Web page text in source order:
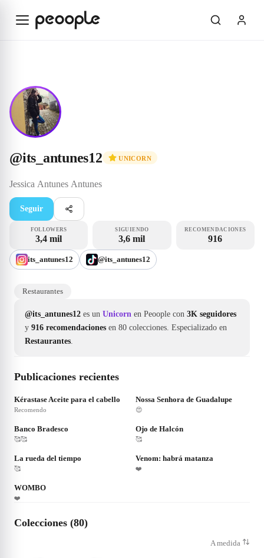
@its_antunes12 UNICORN
Jessica Antunes Antunes
Seguir
FOLLOWERS
3,4 mil
SIGUIENDO
3,6 mil
RECOMENDACIONES
916
its_antunes12 @its_antunes12
Restaurantes
@its_antunes12 es un Unicorn en Peoople con 3K seguidores
y 916 recomendaciones en 80 colecciones. Especializado en
Restaurantes.
Publicaciones recientes
❤222
Kérastase Aceite para el cabello
Recomendo
Nossa Senhora de Guadalupe
😍
❤30
Banco Bradesco
🥰🥰
Ojo de Halcón
🥰
❤
La rueda del tiempo
🥰
Venom: habrá matanza
❤️
WOMBO
❤️
Colecciones (80)
A medida